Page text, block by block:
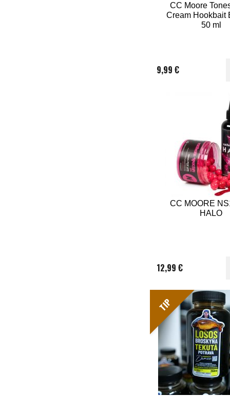
CC Moore
Cream Hookbait
50 ml
9,99 €
CC MOORE
HALO
12,99 €
TIP